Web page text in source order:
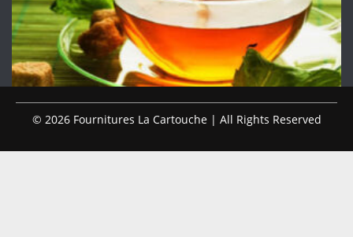
© 2026 Fournitures La Cartouche | All Rights Reserved